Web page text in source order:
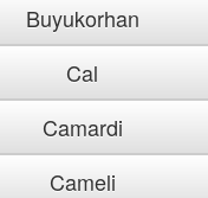
Buyukorhan
Cal
Camardi
Cameli